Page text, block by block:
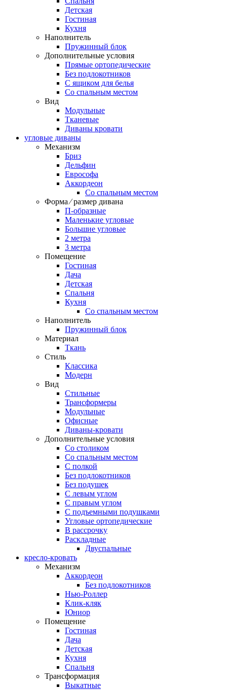
Детская
Гостиная
Кухня
Наполнитель
Пружинный блок
Дополнительные условия
Прямые ортопедические
Без подлокотников
С ящиком для белья
Со спальным местом
Вид
Модульные
Тканевые
Диваны кровати
угловые диваны
Механизм
Бриз
Дельфин
Еврософа
Аккордеон
Со спальным местом
Форма ⁄ размер дивана
П-образные
Маленькие угловые
Большие угловые
2 метра
3 метра
Помещение
Гостиная
Дача
Детская
Спальня
Кухня
Со спальным местом
Наполнитель
Пружинный блок
Материал
Ткань
Стиль
Классика
Модерн
Вид
Стильные
Трансформеры
Модульные
Офисные
Диваны-кровати
Дополнительные условия
Со столиком
Со спальным местом
С полкой
Без подлокотников
Без подушек
C левым углом
C правым углом
С подъемными подушками
Угловые ортопедические
В рассрочку
Раскладные
Двуспальные
кресло-кровать
Механизм
Аккордеон
Без подлокотников
Нью-Роллер
Клик-кляк
Юниор
Помещение
Гостиная
Дача
Детская
Кухня
Спальня
Трансформация
Выкатные